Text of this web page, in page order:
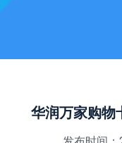
华润万家购物